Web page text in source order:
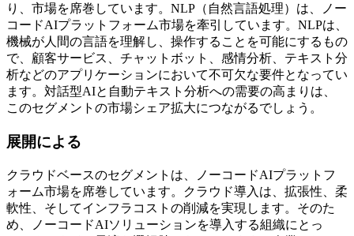
り、市場を席巻しています。NLP（自然言語処理）は、ノー
コードAIプラットフォーム市場を牽引しています。NLPは、
機械が人間の言語を理解し、操作することを可能にするもの
で、顧客サービス、チャットボット、感情分析、テキスト分
析などのアプリケーションにおいて不可欠な要件となってい
ます。対話型AIと自動テキスト分析への需要の高まりは、
このセグメントの市場シェア拡大につながるでしょう。
展開による
クラウドベースのセグメントは、ノーコードAIプラットフ
ォーム市場を席巻しています。クラウド導入は、拡張性、柔
軟性、そしてインフラコストの削減を実現します。そのた
め、ノーコードAIソリューションを導入する組織にとっ